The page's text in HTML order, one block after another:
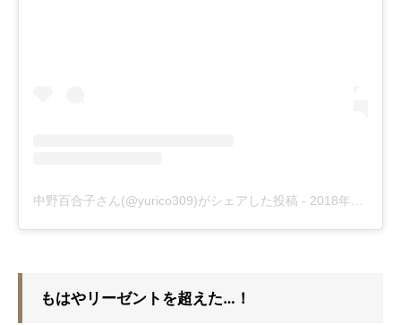
中野百合子さん(@yurico309)がシェアした投稿 - 2018年10月月1日午前1時54分PDT
もはやリーゼントを超えた…！